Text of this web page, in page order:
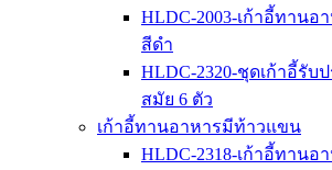
HLDC-2003-เก้าอี้ทานอ
สีดำ
HLDC-2320-ชุดเก้าอี้รับ
สมัย 6 ตัว
เก้าอี้ทานอาหารมีท้าวแขน
HLDC-2318-เก้าอี้ทานอ